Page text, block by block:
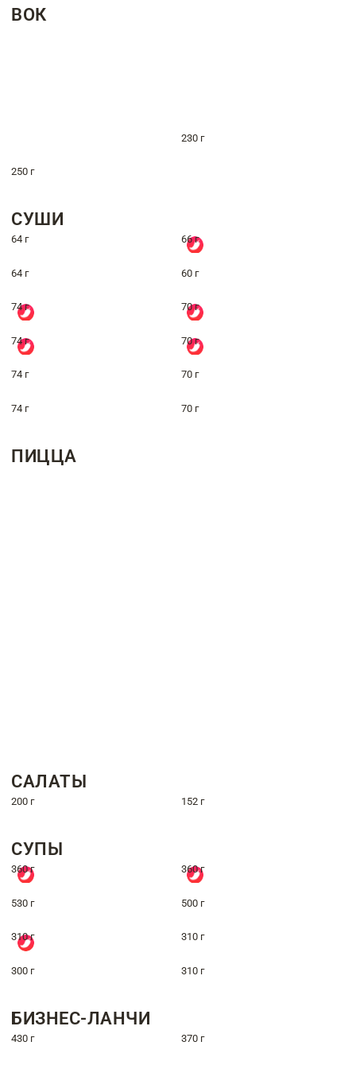
ВОК
230 г
250 г
СУШИ
64 г 66 г
64 г 60 г
74 г 70 г
74 г 70 г
74 г 70 г
74 г 70 г
ПИЦЦА
САЛАТЫ
200 г 152 г
СУПЫ
360 г 360 г
530 г 500 г
310 г 310 г
300 г 310 г
БИЗНЕС-ЛАНЧИ
430 г 370 г